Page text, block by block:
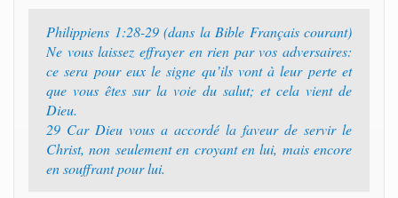
Philippiens 1:28-29 (dans la Bible Français courant)
Ne vous laissez effrayer en rien par vos adversaires:
ce sera pour eux le signe qu’ils vont à leur perte et
que vous êtes sur la voie du salut; et cela vient de
Dieu.
29 Car Dieu vous a accordé la faveur de servir le
Christ, non seulement en croyant en lui, mais encore
en souffrant pour lui.